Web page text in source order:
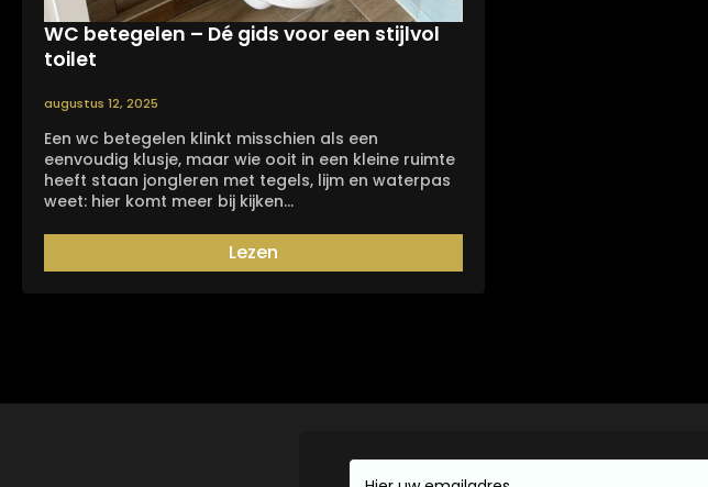
WC betegelen – Dé gids voor een stijlvol
toilet
augustus 12, 2025
Een wc betegelen klinkt misschien als een
eenvoudig klusje, maar wie ooit in een kleine ruimte
heeft staan jongleren met tegels, lijm en waterpas
weet: hier komt meer bij kijken…
Lezen
Email